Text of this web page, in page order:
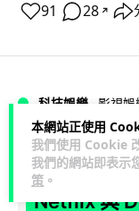
本網站正使用
我們使用 Cookie
我們的網站即表示
策 。
91 28 ↗
科技娛樂 影視娛
Lawton 4 小時
Netflix 與